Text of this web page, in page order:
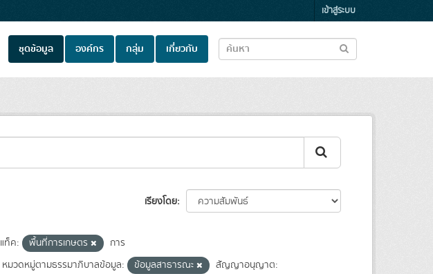
เข้าสู่ระบบ
ชุดข้อมูล องค์กร กลุ่ม เกี่ยวกับ
เรียงโดย
แท็ค: พื้นที่การเกษตร
การ
หมวดหมู่ตามธรรมาภิบาลข้อมูล: ข้อมูลสาธารณะ
สัญญาอนุญาต: